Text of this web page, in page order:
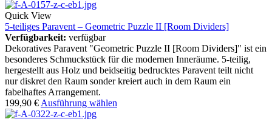
Quick View
5-teiliges Paravent – Geometric Puzzle II [Room Dividers]
Verfügbarkeit: verfügbar
Dekoratives Paravent "Geometric Puzzle II [Room Dividers]" ist ein
besonderes Schmuckstück für die modernen Inneräume. 5-teilig,
hergestellt aus Holz und beidseitig bedrucktes Paravent teilt nicht
nur diskret den Raum sonder kreiert auch in dem Raum ein
fabelhaftes Arrangement.
199,90 € Ausführung wählen